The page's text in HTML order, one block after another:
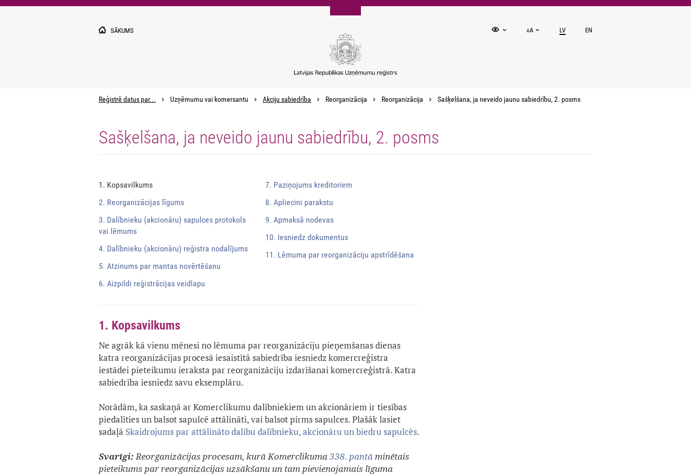
Pārlekt
SĀKUMS AA LV EN
Reģistrē datus par... Uzņēmumu vai komersantu Akciju sabiedrība Reorganizācija Reorganizācija Sašķelšana, ja neveido jaunu sabiedrību, 2. posms
Sašķelšana, ja neveido jaunu sabiedrību, 2. posms
1. Kopsavilkums
2. Reorganizācijas līgums
3. Dalībnieku (akcionāru) sapulces protokols
vai lēmums
4. Dalībnieku (akcionāru) reģistra nodalījums
5. Atzinums par mantas novērtēšanu
6. Aizpildi reģistrācijas veidlapu
7. Paziņojums kreditoriem
8. Apliecini parakstu
9. Apmaksā nodevas
10. Iesniedz dokumentus
11. Lēmuma par reorganizāciju apstrīdēšana
1. Kopsavilkums
Ne agrāk kā vienu mēnesi no lēmuma par reorganizāciju pieņemšanas dienas
katra reorganizācijas procesā iesaistītā sabiedrība iesniedz komercreģistra
iestādei pieteikumu ieraksta par reorganizāciju izdarīšanai komercreģistrā. Katra
sabiedrība iesniedz savu eksemplāru.
Norādām, ka saskaņā ar Komerclikumu dalībniekiem un akcionāriem ir tiesības
piedalīties un balsot sapulcē attālināti, vai balsot pirms sapulces. Plašāk lasiet
sadaļā Skaidrojums par attālināto dalību dalībnieku, akcionāru un biedru sapulcēs.
Svarīgi:Reorganizācijas procesam, kurā Komerclikuma338. pantāminētais
pieteikums par reorganizācijas uzsākšanu un tam pievienojamais līguma